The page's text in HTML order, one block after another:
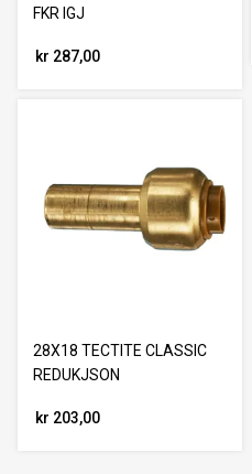
FKR IGJ
kr 287,00
28X18 TECTITE CLASSIC
REDUKJSON
kr 203,00